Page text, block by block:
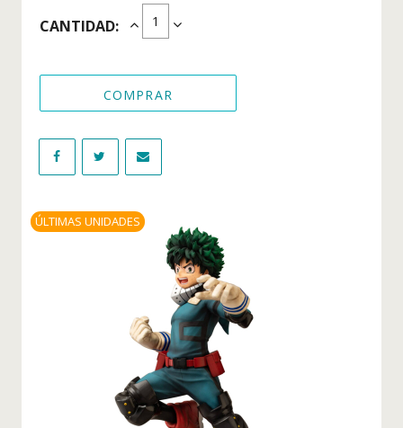
Figuras Spy X Family
Figuras The Legend Of
Figuras Tokyo Revengers
WIKI
OFERTAS
INICIO DE SESIÓN
ÚLTIMAS UNIDADES
CANTIDAD:
COMPRAR